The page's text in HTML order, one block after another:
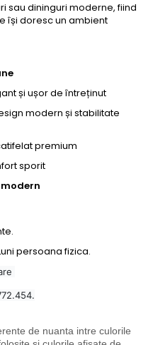
sau dininguri moderne, fiind
își doresc un ambient
și ușor de întreținut
modern și stabilitate
premium
sporit
persoana fizica.
de nuanta intre culorile